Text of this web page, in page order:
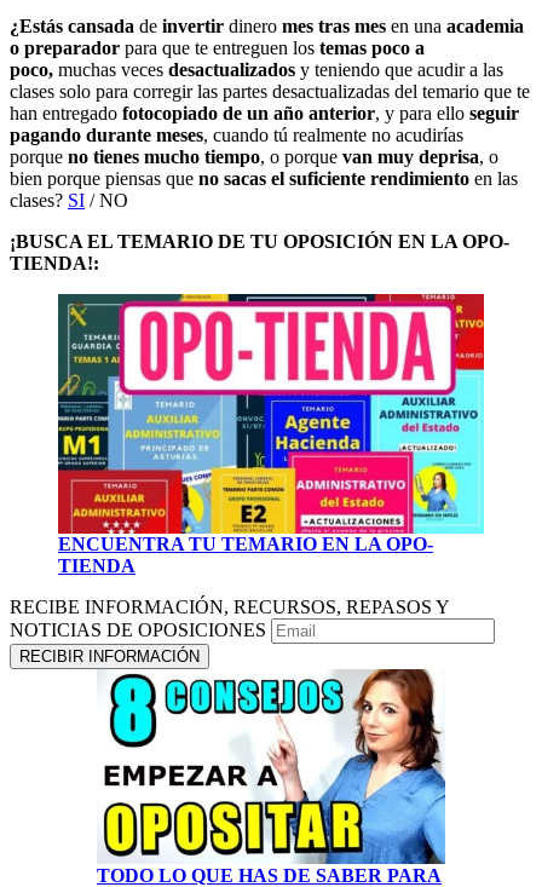
¿Estás cansada de invertir dinero mes tras mes en una academia
o preparador para que te entreguen los temas poco a
poco, muchas veces desactualizados y teniendo que acudir a las
clases solo para corregir las partes desactualizadas del temario que te
han entregado fotocopiado de un año anterior, y para ello seguir
pagando durante meses, cuando tú realmente no acudirías
porque no tienes mucho tiempo, o porque van muy deprisa, o
bien porque piensas que no sacas el suficiente rendimiento en las
clases? SI / NO
¡BUSCA EL TEMARIO DE TU OPOSICIÓN EN LA OPO-
TIENDA!:
ENCUENTRA TU TEMARIO EN LA OPO-
TIENDA
RECIBE INFORMACIÓN, RECURSOS, REPASOS Y
NOTICIAS DE OPOSICIONES
TODO LO QUE HAS DE SABER PARA